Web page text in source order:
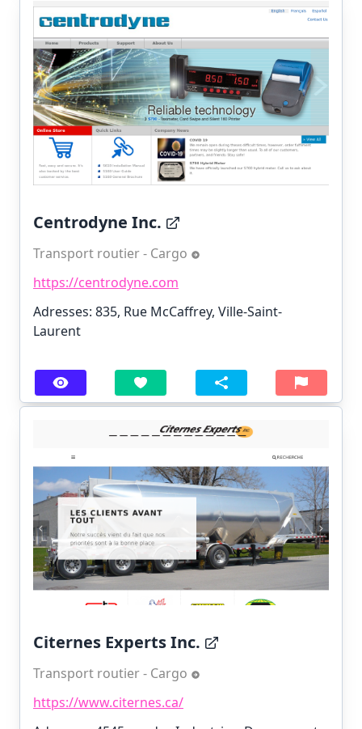
Centrodyne Inc.
Transport routier - Cargo
https://centrodyne.com
Adresses: 835, Rue McCaffrey, Ville-Saint-
Laurent
Citernes Experts Inc.
Transport routier - Cargo
https://www.citernes.ca/